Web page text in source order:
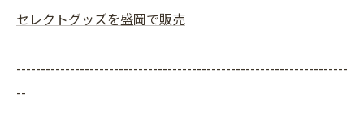
セレクトグッズを盛岡で販売
--------------------------------------------------------------------
--